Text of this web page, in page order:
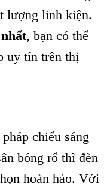
lượng linh kiện.
, bạn có thể
uy tín trên thị
chiếu sáng
bóng rổ thì đèn
hoàn hảo. Với